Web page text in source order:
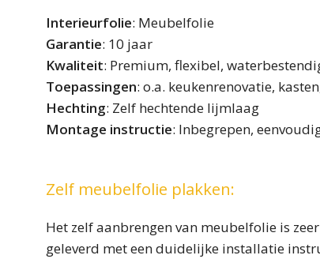
Interieurfolie: Meubelfolie
Garantie: 10 jaar
Kwaliteit: Premium, flexibel,
Toepassingen: o.a. keukenrenovatie,
Hechting: Zelf hechtende lijmlaag
Montage instructie: Inbegrepen,
Zelf meubelfolie plakken:
Het zelf aanbrengen van meubelfolie is
geleverd met een duidelijke installatie